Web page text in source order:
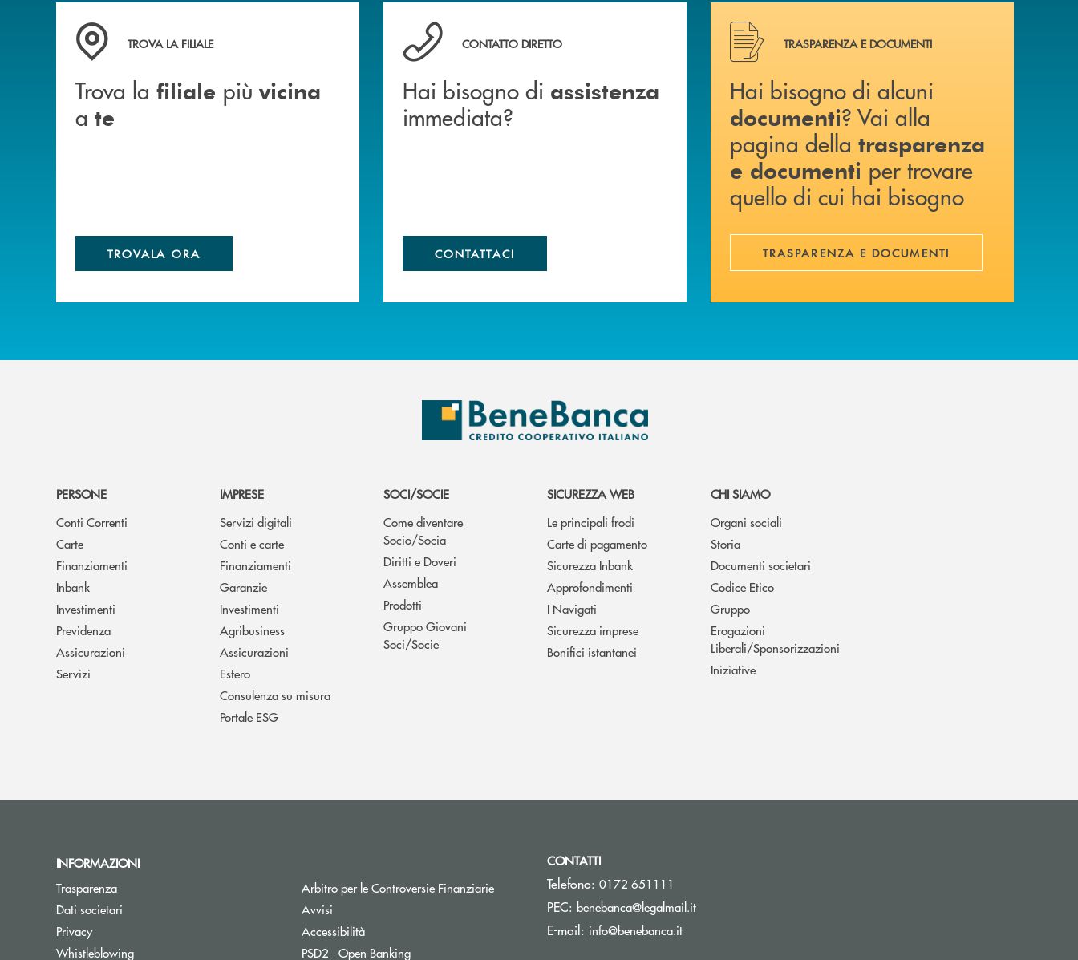
Trova la filiale più vicina a te&nbsp;
TROVA LA FILIALE
Trova la filiale più vicina
a te
TROVALA ORA
Hai bisogno di assistenza immediata?
CONTATTO DIRETTO
Hai bisogno di assistenza
immediata?
CONTATTACI
Hai bisogno di alcuni documenti ? Vai alla pagina
TRASPARENZA E DOCUMENTI
Hai bisogno di alcuni
documenti? Vai alla
pagina della trasparenza
e documenti per trovare
quello di cui hai bisogno
TRASPARENZA E DOCUMENTI
PERSONE
Conti Correnti
Carte
Finanziamenti
Inbank
Investimenti
Previdenza
Assicurazioni
Servizi
IMPRESE
Servizi digitali
Conti e carte
Finanziamenti
Garanzie
Investimenti
Agribusiness
Assicurazioni
Estero
Consulenza su misura
Portale ESG
SOCI/SOCIE
Come diventare
Socio/Socia
Diritti e Doveri
Assemblea
Prodotti
Gruppo Giovani
Soci/Socie
SICUREZZA WEB
Le principali frodi
Carte di pagamento
Sicurezza Inbank
Approfondimenti
I Navigati
Sicurezza imprese
Bonifici istantanei
CHI SIAMO
Organi sociali
Storia
Documenti societari
Codice Etico
Gruppo
Erogazioni
Liberali/Sponsorizzazioni
Iniziative
INFORMAZIONI
Trasparenza
Dati societari
Privacy
Whistleblowing
Arbitro per le Controversie FinanziarieApre una nuova finestra
Avvisi
Accessibilità
PSD2 - Open BankingApre una nuova finestra
CONTATTI
Telefono: 0172 651111
PEC: benebanca@legalmail.it(si apre l’app di posta elettronica)
E-mail: info@benebanca.it(si apre l’app di posta elettronica)